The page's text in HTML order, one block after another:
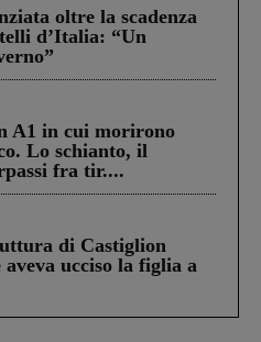
oltre la scadenza
d’Italia: “Un
A1 in cui morirono
Lo schianto, il
fra tir....
di Castiglion
ucciso la figlia a